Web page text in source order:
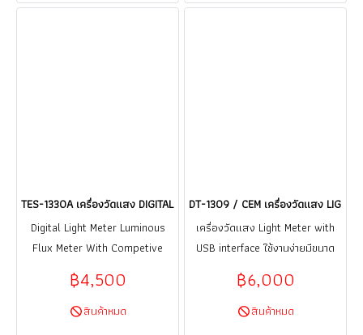
TES-1330A เครื่องวัดแสง DIGITAL LIGHT METER LUMINOUS FLUX METER /
Digital Light Meter Luminous
Flux Meter With Competive
close to CIE photo pic Curve.
Cosine Angular corrected
฿4,500
สินค้าหมด
DT-1309 / CEM เครื่องวัดแสง LIGHT
เครื่องวัดแสง Light Meter with
USB interface ใช้งานง่ายมีขนาด
และแม่นยำ
฿6,000
สินค้าหมด